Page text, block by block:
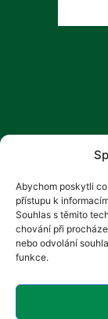
Abychom poskytli
přístupu k
Souhlas s těmito
chování při
nebo odvolání
funkce.
Prof.